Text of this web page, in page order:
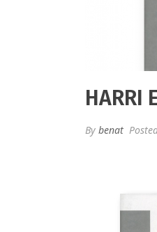
HARRI
By benat